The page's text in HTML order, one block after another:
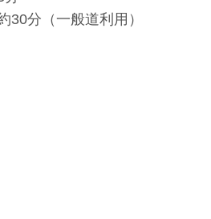
分（一般道利用）